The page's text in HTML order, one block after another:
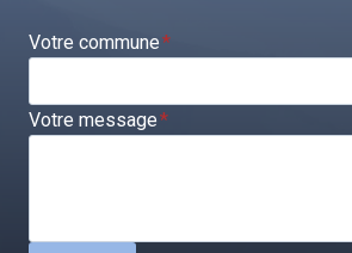
Votre commune*
Votre message*